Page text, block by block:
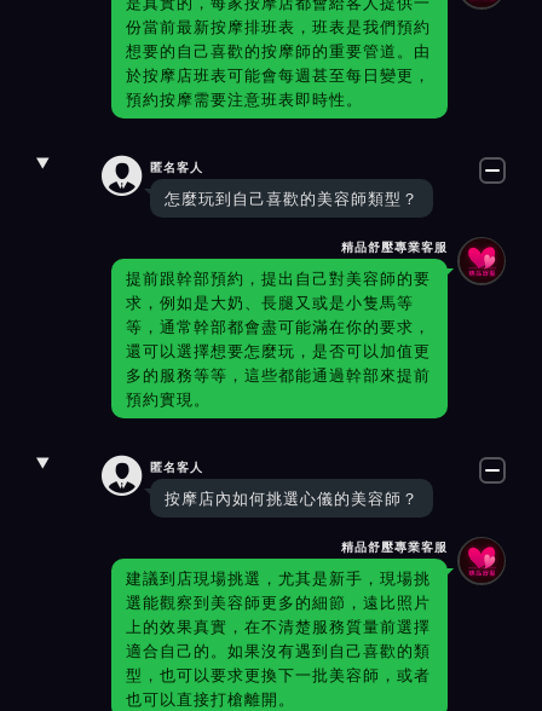
份當前最新按摩排班表，班表是我們預約
想要的自己喜歡的按摩師的重要管道。由
於按摩店班表可能會每週甚至每日變更，
預約按摩需要注意班表即時性。
 匿名客人
怎麼玩到自己喜歡的美容師類型？
精品舒壓專業客服
提前跟幹部預約，提出自己對美容師的要
求，例如是大奶、長腿又或是小隻馬等
等，通常幹部都會盡可能滿在你的要求，
還可以選擇想要怎麼玩，是否可以加值更
多的服務等等，這些都能通過幹部來提前
預約實現。
 匿名客人
按摩店內如何挑選心儀的美容師？
精品舒壓專業客服
建議到店現場挑選，尤其是新手，現場挑
選能觀察到美容師更多的細節，遠比照片
上的效果真實，在不清楚服務質量前選擇
適合自己的。如果沒有遇到自己喜歡的類
型，也可以要求更換下一批美容師，或者
也可以直接打槍離開。